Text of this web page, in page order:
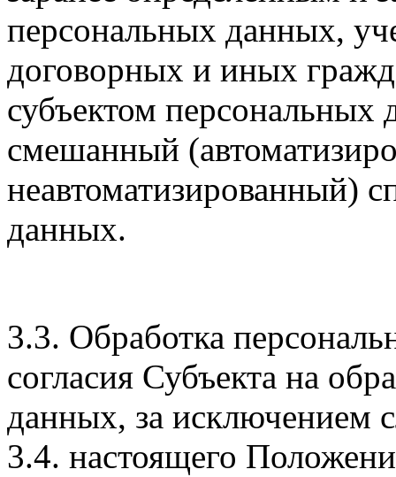
персональных данных,
договорных и иных
субъектом персональных
смешанный
неавтоматизированный)
данных.
3.3. Обработка
согласия Субъекта на
данных, за исключением
3.4. настоящего